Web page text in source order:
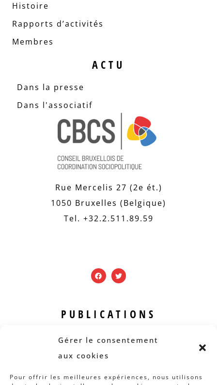
Gérer le consentement
aux cookies
Pour offrir les meilleures expériences, nous utilisons
Histoire
Rapports d’activités
Membres
ACTU
Dans la presse
Dans l'associatif
Rue Mercelis 27 (2e ét.)
1050 Bruxelles (Belgique)
Tel. +32.2.511.89.59
PUBLICATIONS
Revue B.I.S.
Rapports et analyses
Articles